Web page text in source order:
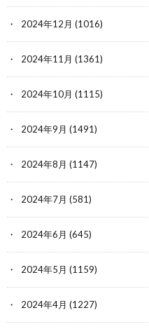
2024年12月 (1016)
2024年11月 (1361)
2024年10月 (1115)
2024年9月 (1491)
2024年8月 (1147)
2024年7月 (581)
2024年6月 (645)
2024年5月 (1159)
2024年4月 (1227)